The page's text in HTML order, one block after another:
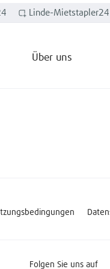
Über uns
Linde-Mietstapler24
Folgen Sie uns auf